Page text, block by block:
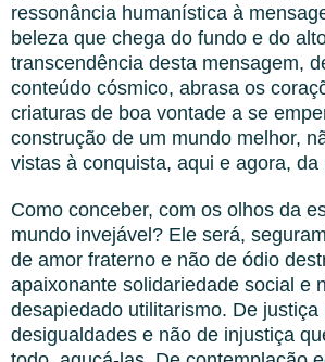
ressonância humanística à
beleza que chega do fundo e do
transcendência desta mensagem,
conteúdo cósmico, abrasa os
criaturas de boa vontade a se
construção de um mundo melhor,
vistas à conquista, aqui e agora, da
Como conceber, com os olhos da
mundo invejável? Ele será,
de amor fraterno e não de ódio
apaixonante solidariedade social e
desapiedado utilitarismo. De
desigualdades e não de injustiça